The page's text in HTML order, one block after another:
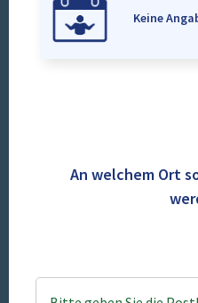
Keine
An welchem Ort